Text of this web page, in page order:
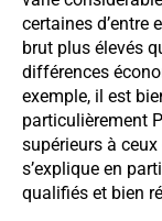
certaines d’entre
brut plus élevés
différences
exemple, il est
particulièrement
supérieurs à
s’explique en
qualifiés et bien